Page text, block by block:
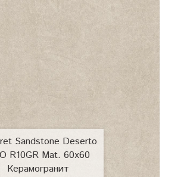
Sandstone Deserto
R10GR Mat. 60x60
Керамогранит